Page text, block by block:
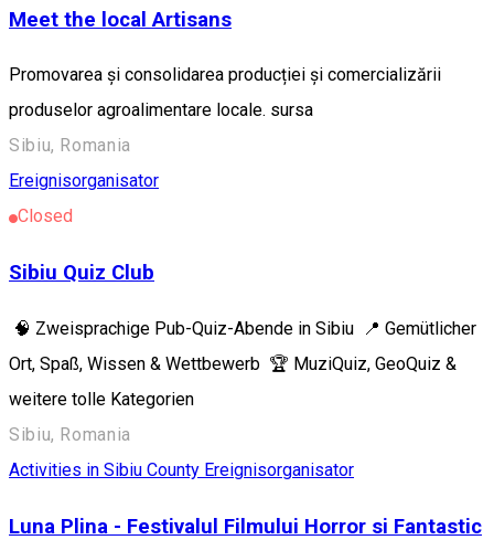
Meet the local Artisans
Promovarea și consolidarea producției și comercializării
produselor agroalimentare locale. sursa
Sibiu, Romania
Ereignisorganisator
Closed
Sibiu Quiz Club
🧠 Zweisprachige Pub-Quiz-Abende in Sibiu 📍 Gemütlicher
Ort, Spaß, Wissen & Wettbewerb 🏆 MuziQuiz, GeoQuiz &
weitere tolle Kategorien
Sibiu, Romania
Activities in Sibiu County Ereignisorganisator
Luna Plina - Festivalul Filmului Horror si Fantastic